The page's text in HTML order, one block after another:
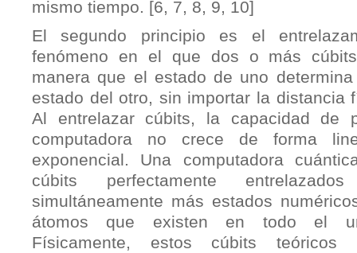
mismo tiempo. [6, 7, 8, 9, 10]
El segundo principio es el
fenómeno en el que dos o más
manera que el estado de uno
estado del otro, sin importar la distancia
Al entrelazar cúbits, la capacidad de
computadora no crece de forma
exponencial. Una computadora
cúbits perfectamente
simultáneamente más estados
átomos que existen en todo el
Físicamente, estos cúbits